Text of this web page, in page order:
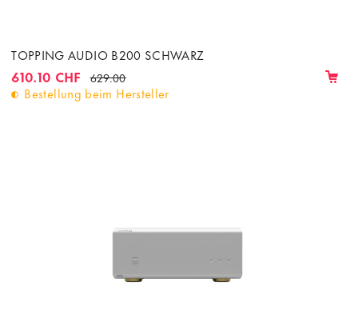
TOPPING AUDIO B200 SCHWARZ
610.10 CHF 629.00
Bestellung beim Hersteller